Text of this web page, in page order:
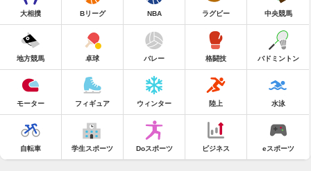
大相撲 Bリーグ NBA ラグビー 中央競馬
地方競馬 卓球 バレー 格闘技 バドミントン
モーター フィギュア ウィンター 陸上 水泳
自転車 学生スポーツ Doスポーツ ビジネス eスポーツ